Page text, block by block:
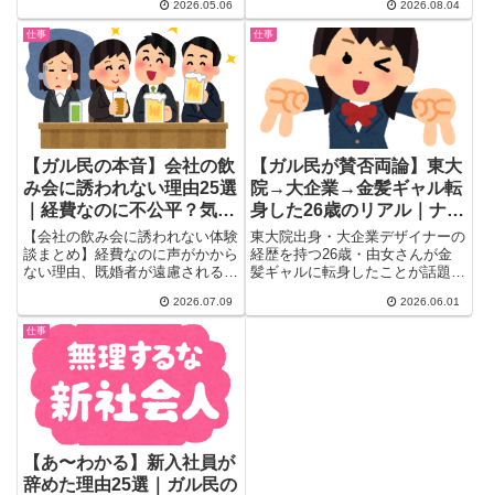
2026.05.06
れやすい職種、続けるか辞めるか
の見極め方まで。ガールズちゃん
ねるのリアルな体験談を悩み別に
整理した保存版の完全ガイドで
す。
2026.08.04
仕事
【ガル民の本音】会社の飲
み会に誘われない理由25選
｜経費なのに不公平？気に
しない対処法まとめ
【会社の飲み会に誘われない体験
談まとめ】経費なのに声がかから
ない理由、既婚者が遠慮される背
話、そして気にしないための考え
方まで。ガールズちゃんねるに集
まった200件超のリアルな本音コ
メントを厳選して紹介する。誘わ
れなくて悩む人にこそ読んでほし
い一本。
2026.07.09
仕事
【ガル民が賛否両論】東大
院→大企業→金髪ギャル転
身した26歳のリアル｜ナン
パ減少・通報事件・学歴ロ
ンダ論
東大院出身・大企業デザイナーの
経歴を持つ26歳・由女さんが金
髪ギャルに転身したことが話題
化で痴漢・ナンパが減った理由の
2026.06.01
仕事
【あ〜わかる】新入社員が
辞めた理由25選｜ガル民の